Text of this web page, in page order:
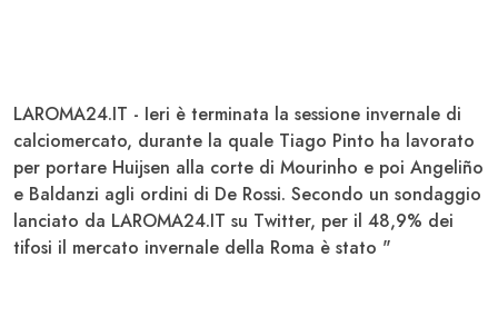
LAROMA24.IT - Ieri è terminata la sessione invernale di
calciomercato, durante la quale Tiago Pinto ha lavorato
per portare Huijsen alla corte di Mourinho e poi Angeliño
e Baldanzi agli ordini di De Rossi. Secondo un sondaggio
lanciato da LAROMA24.IT su Twitter, per il 48,9% dei
tifosi il mercato invernale della Roma è stato "